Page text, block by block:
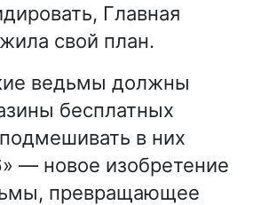
Главная
свой план.
ведьмы должны
бесплатных
в них
— новое изобретение
превращающее